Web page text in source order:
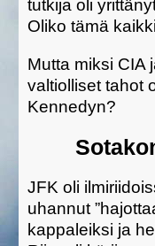
tutkija oli
Oliko tämä
Mutta miksi CIA
valtiolliset tahot
Kennedyn?
JFK oli
uhannut
kappaleiksi ja